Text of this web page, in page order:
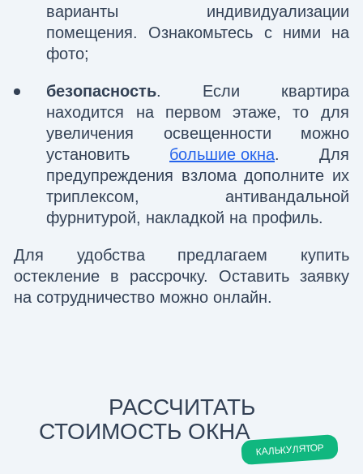
варианты индивидуализации
помещения. Ознакомьтесь с ними на
фото;
безопасность. Если квартира
находится на первом этаже, то для
увеличения освещенности можно
установить большие окна. Для
предупреждения взлома дополните их
триплексом, антивандальной
фурнитурой, накладкой на профиль.
Для удобства предлагаем купить
остекление в рассрочку. Оставить заявку
на сотрудничество можно онлайн.
РАССЧИТАТЬ
СТОИМОСТЬ ОКНА
КАЛЬКУЛЯТОР